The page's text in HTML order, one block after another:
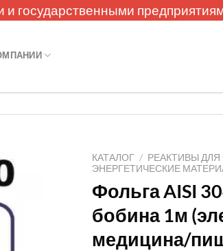
государственными
КАТАЛОГ / РЕАКТИВЫ
ЭНЕРГЕТИЧЕСКИЕ
Фольга AISI
бобина 1м
медицина/